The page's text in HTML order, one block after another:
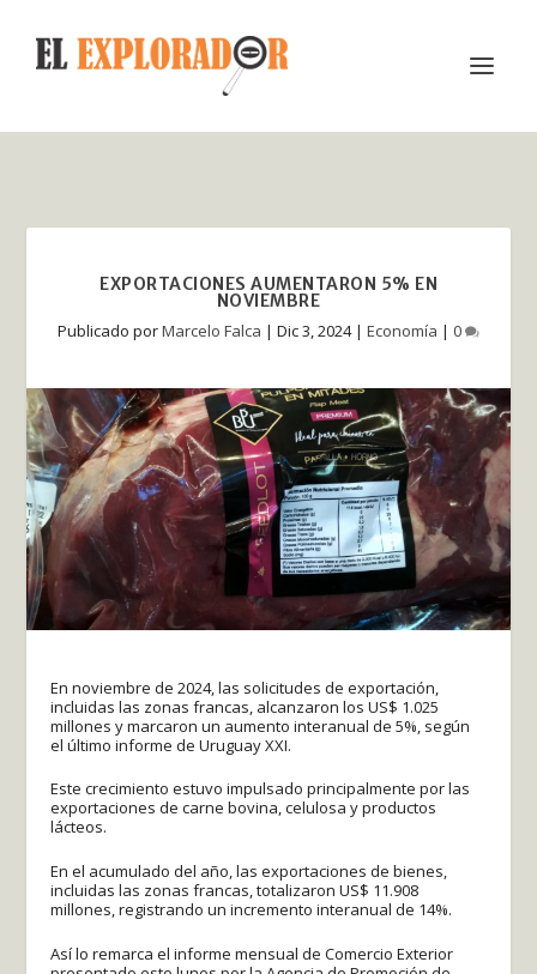
EXPORTACIONES AUMENTARON 5% EN
NOVIEMBRE
Publicado porMarcelo Falca | Dic 3, 2024| Economía | 0
En noviembre de 2024, las solicitudes de exportación,
incluidas las zonas francas, alcanzaron los US$ 1.025
millones y marcaron un aumento interanual de 5%, según
el último informe de Uruguay XXI.
Este crecimiento estuvo impulsado principalmente por las
exportaciones de carne bovina, celulosa y productos
lácteos.
En el acumulado del año, las exportaciones de bienes,
incluidas las zonas francas, totalizaron US$ 11.908
millones, registrando un incremento interanual de 14%.
Así lo remarca el informe mensual de Comercio Exterior